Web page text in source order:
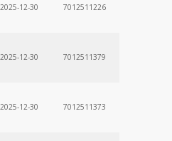
2025-12-30 7012511226
2025-12-30 7012511379
2025-12-30 7012511373